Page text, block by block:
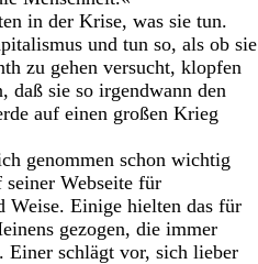
in der Krise, was sie tun.
und tun so, als ob sie
zu gehen versucht, klopfen
daß sie so irgendwann den
auf einen großen Krieg
genommen schon wichtig
Webseite für
Weise. Einige hielten das für
gezogen, die immer
schlägt vor, sich lieber